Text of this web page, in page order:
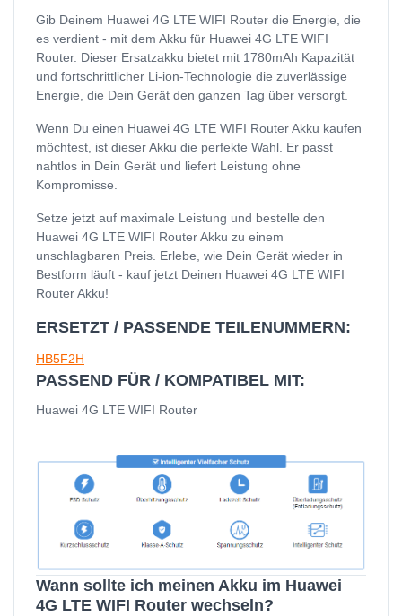
Gib Deinem Huawei 4G LTE WIFI Router die Energie, die
es verdient - mit dem Akku für Huawei 4G LTE WIFI
Router. Dieser Ersatzakku bietet mit 1780mAh Kapazität
und fortschrittlicher Li-ion-Technologie die zuverlässige
Energie, die Dein Gerät den ganzen Tag über versorgt.
Wenn Du einen Huawei 4G LTE WIFI Router Akku kaufen
möchtest, ist dieser Akku die perfekte Wahl. Er passt
nahtlos in Dein Gerät und liefert Leistung ohne
Kompromisse.
Setze jetzt auf maximale Leistung und bestelle den
Huawei 4G LTE WIFI Router Akku zu einem
unschlagbaren Preis. Erlebe, wie Dein Gerät wieder in
Bestform läuft - kauf jetzt Deinen Huawei 4G LTE WIFI
Router Akku!
ERSETZT / PASSENDE TEILENUMMERN:
HB5F2H
PASSEND FÜR / KOMPATIBEL MIT:
Huawei 4G LTE WIFI Router
Wann sollte ich meinen Akku im Huawei
4G LTE WIFI Router wechseln?